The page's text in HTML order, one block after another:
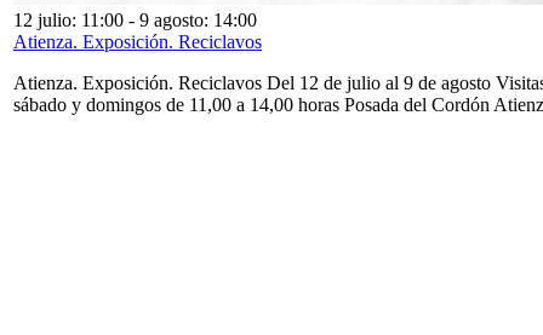
12 julio: 11:00 - 9 agosto: 14:00
Atienza. Exposición. Reciclavos
Atienza. Exposición. Reciclavos Del 12 de julio al 9 de agosto
sábado y domingos de 11,00 a 14,00 horas Posada del Cordón